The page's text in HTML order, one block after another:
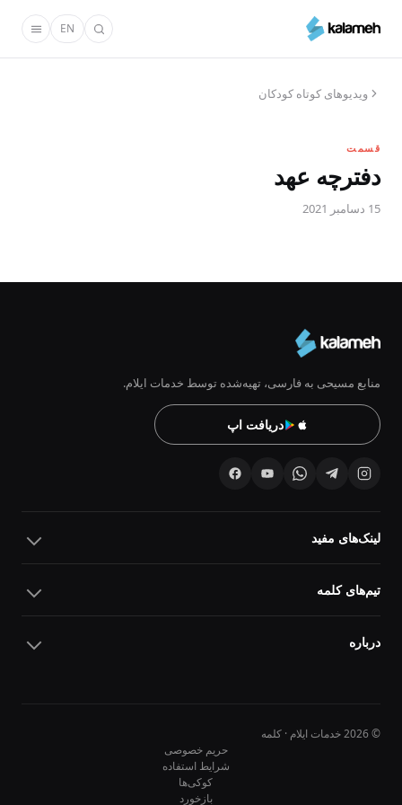
محتوای
EN
ویدیو‌های کوتاه کودکان
قسمت
دفترچه عهد
15 دسامبر 2021
منابع مسیحی به فارسی، تهیه‌شده توسط خدمات ایلام.
دریافت اپ
لینک‌های مفید
تیم‌های کلمه
درباره
© 2026 خدمات ایلام · کلمه
حریم خصوصی
شرایط استفاده
کوکی‌ها
بازخورد
10